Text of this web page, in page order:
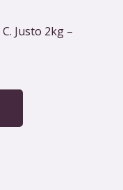
Justo 2kg –